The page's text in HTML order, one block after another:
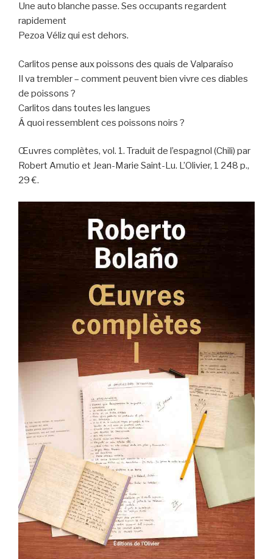
Une auto blanche passe. Ses occupants regardent
rapidement
Pezoa Véliz qui est dehors.
Carlitos pense aux poissons des quais de Valparaíso
Il va trembler – comment peuvent bien vivre ces diables
de poissons ?
Carlitos dans toutes les langues
Á quoi ressemblent ces poissons noirs ?
Œuvres complètes, vol. 1. Traduit de l’espagnol (Chili) par
Robert Amutio et Jean-Marie Saint-Lu. L’Olivier, 1 248 p.,
29 €.